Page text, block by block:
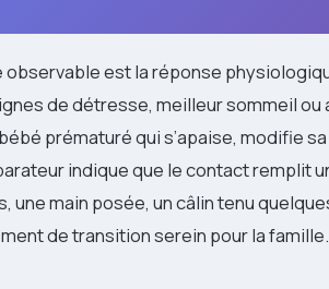
observable est la réponse
de détresse, meilleur sommeil
prématuré qui s’apaise, modifie
indique que le contact remplit
une main posée, un câlin tenu
de transition serein pour la famille.